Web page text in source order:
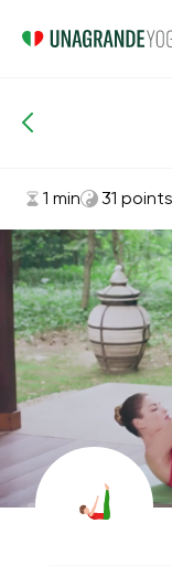
Asanas et
1 min 31 points